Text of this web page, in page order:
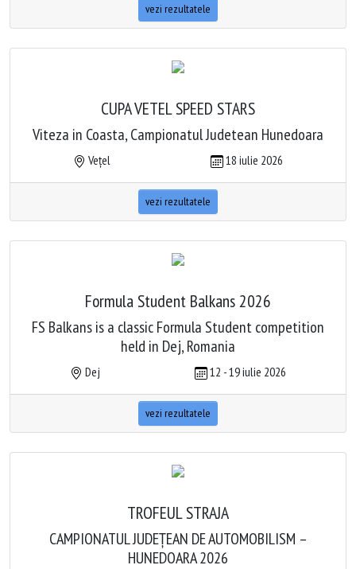
vezi rezultatele
CUPA VETEL SPEED STARS
Viteza in Coasta, Campionatul Judetean Hunedoara
Vețel 18 iulie 2026
vezi rezultatele
Formula Student Balkans 2026
FS Balkans is a classic Formula Student competition
held in Dej, Romania
Dej 12 - 19 iulie 2026
vezi rezultatele
TROFEUL STRAJA
CAMPIONATUL JUDEȚEAN DE AUTOMOBILISM –
HUNEDOARA 2026